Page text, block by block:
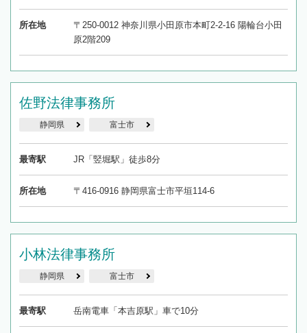
所在地
〒250-0012 神奈川県小田原市本町2-2-16 陽輪台小田
原2階209
佐野法律事務所
静岡県 富士市
最寄駅 JR「竪堀駅」徒歩8分
所在地 〒416-0916 静岡県富士市平垣114-6
小林法律事務所
静岡県 富士市
最寄駅 岳南電車「本吉原駅」車で10分